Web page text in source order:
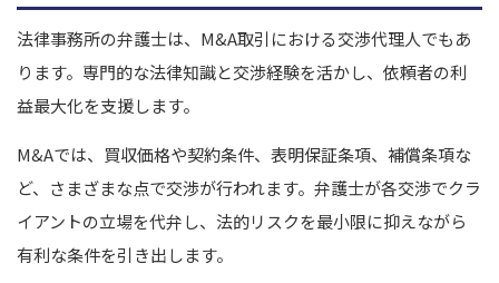
法律事務所の弁護士は、M&A取引における交渉代理人でもあ
ります。専門的な法律知識と交渉経験を活かし、依頼者の利
益最大化を支援します。
M&Aでは、買収価格や契約条件、表明保証条項、補償条項な
ど、さまざまな点で交渉が行われます。弁護士が各交渉でクラ
イアントの立場を代弁し、法的リスクを最小限に抑えながら
有利な条件を引き出します。